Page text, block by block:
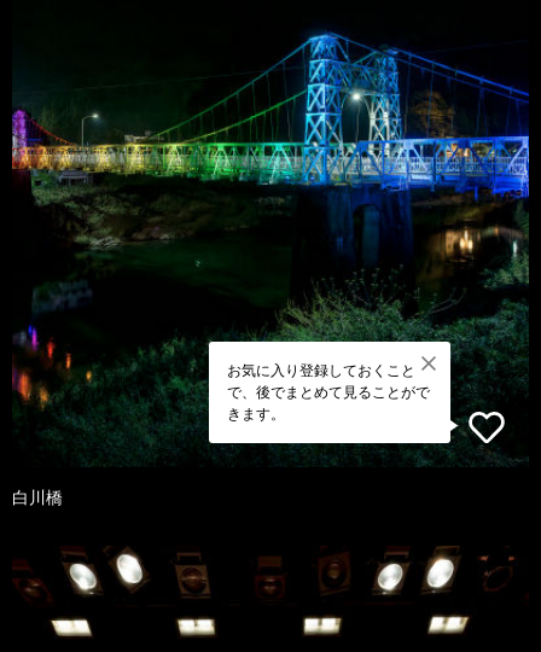
お気に入り登録しておくこと
で、後でまとめて見ることがで
きます。
白川橋